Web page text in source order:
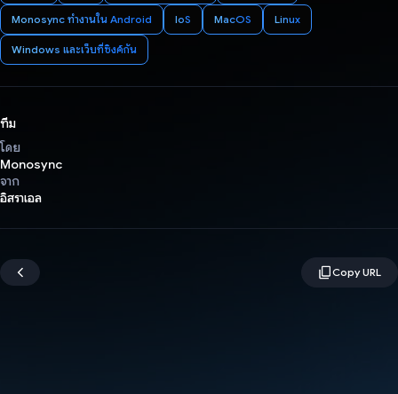
Monosync ทำงานใน Android IoS MacOS Linux
Windows และเว็บที่ซิงค์กัน
ทีม
โดย
Monosync
จาก
อิสราเอล